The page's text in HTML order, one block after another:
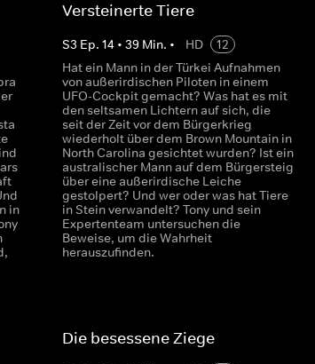
in
Versteinerte Tiere
S3 Ep. 14 • 39Min. • HD
12
Hat ein Mann in der Türkei Aufnahmen
von außerirdischen Piloten in einem
UFO-Cockpit gemacht? Was hat es mit
den seltsamen Lichtern auf sich, die
seit der Zeit vor dem Bürgerkrieg
wiederholt über dem Brown Mountain in
North Carolina gesichtet wurden? Ist ein
australischer Mann auf dem Bürgersteig
über eine außerirdische Leiche
gestolpert? Und wer oder was hat Tiere
in Stein verwandelt? Tony und sein
Expertenteam untersuchen die
Beweise, um die Wahrheit
herauszufinden.
Die besessene Ziege